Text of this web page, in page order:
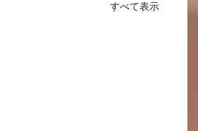
すべて表示